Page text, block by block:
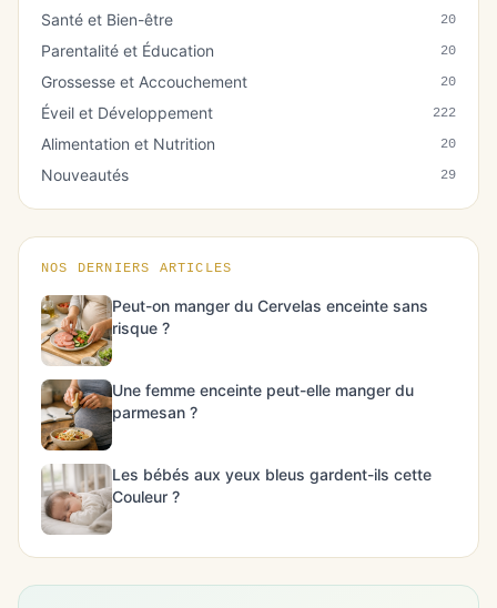
Santé et Bien-être 20
Parentalité et Éducation 20
Grossesse et Accouchement 20
Éveil et Développement 222
Alimentation et Nutrition 20
Nouveautés 29
NOS DERNIERS ARTICLES
Peut-on manger du Cervelas enceinte sans
risque ?
Une femme enceinte peut-elle manger du
parmesan ?
Les bébés aux yeux bleus gardent-ils cette
Couleur ?